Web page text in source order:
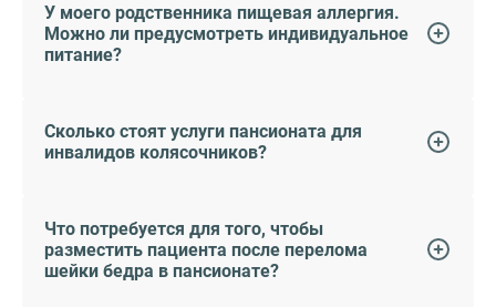
У моего родственника пищевая аллергия.
Можно ли предусмотреть индивидуальное
питание?
Сколько стоят услуги пансионата для
инвалидов колясочников?
Что потребуется для того, чтобы
разместить пациента после перелома
шейки бедра в пансионате?